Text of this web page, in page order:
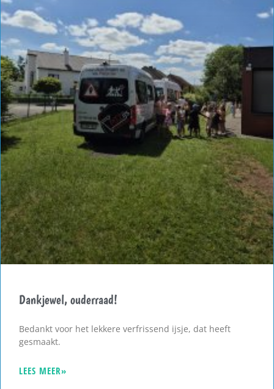
Dankjewel, ouderraad!
Bedankt voor het lekkere verfrissend ijsje, dat heeft
gesmaakt.
LEES MEER»